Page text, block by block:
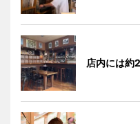
店内には約